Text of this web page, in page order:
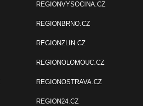
REGIONVYSOCINA.CZ
REGIONBRNO.CZ
REGIONZLIN.CZ
REGIONOLOMOUC.CZ
REGIONOSTRAVA.CZ
REGION24.CZ